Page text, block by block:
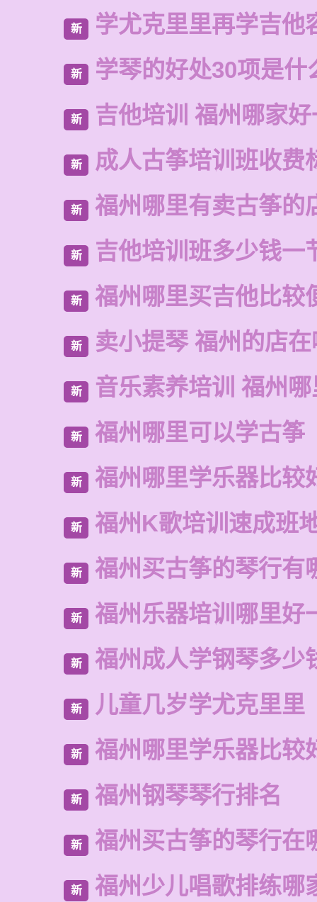
新 学尤克里里再学吉他
新 学琴的好处30项是什
新 吉他培训 福州哪家
新 成人古筝培训班收费
新 福州哪里有卖古筝的
新 吉他培训班多少钱一
新 福州哪里买吉他比较
新 卖小提琴 福州的店
新 音乐素养培训 福州
新 福州哪里可以学古筝
新 福州哪里学乐器比较
新 福州K歌培训速成班
新 福州买古筝的琴行有
新 福州乐器培训哪里好
新 福州成人学钢琴多少
新 儿童几岁学尤克里里
新 福州哪里学乐器比较
新 福州钢琴琴行排名
新 福州买古筝的琴行在
新 福州少儿唱歌排练哪